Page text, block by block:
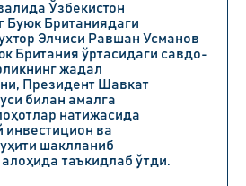
Ўзбекистон
Буюк Британиядаги
Элчиси Равшан Усманов
Британия ўртасидаги савдо-
жадал
Президент Шавкат
билан амалга
натижасида
инвестицион ва
шаклланиб
таъкидлаб ўтди.